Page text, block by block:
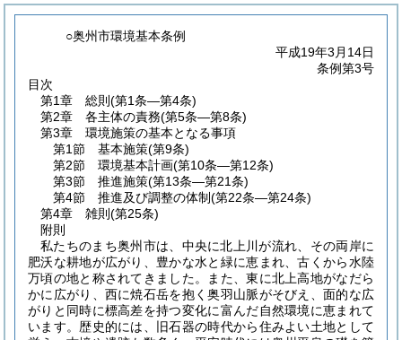
○奥州市環境基本条例
平成19年3月14日
条例第3号
目次
第1章
総則 (第1条―第4条)
第2章
各主体の責務(第5条―第8条)
第3章
環境施策の基本となる事項
第1節
基本施策(第9条)
第2節
環境基本計画(第10条―第12条)
第3節
推進施策(第13条―第21条)
第4節
推進及び調整の体制(第22条―第24条)
第4章
雑則 (第25条)
附則
私たちのまち奥州市は、中央に北上川が流れ、その両岸に
肥沃な耕地が広がり、豊かな水と緑に恵まれ、古くから水陸
万頃の地と称されてきました。また、東に北上高地がなだら
かに広がり、西に焼石岳を抱く奥羽山脈がそびえ、面的な広
がりと同時に標高差を持つ変化に富んだ自然環境に恵まれて
います。歴史的には、旧石器の時代から住みよい土地として